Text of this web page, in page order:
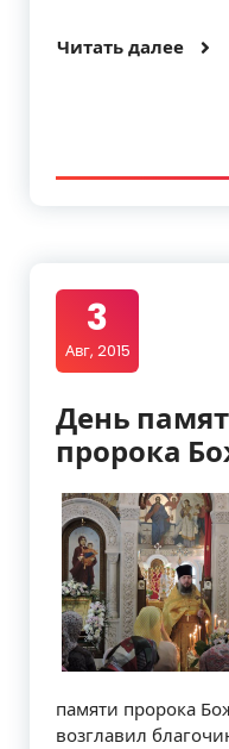
Читать далее
3
Авг, 2015
День
пророка
памяти пророка
возглавил